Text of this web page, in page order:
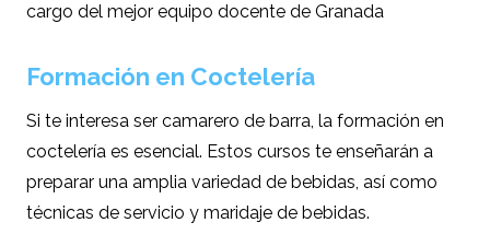
cargo del mejor equipo docente de Granada
Formación en Coctelería
Si te interesa ser camarero de barra, la formación en
coctelería es esencial. Estos cursos te enseñarán a
preparar una amplia variedad de bebidas, así como
técnicas de servicio y maridaje de bebidas.